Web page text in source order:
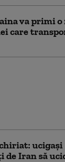
va primi
care
ucigași
de Iran să